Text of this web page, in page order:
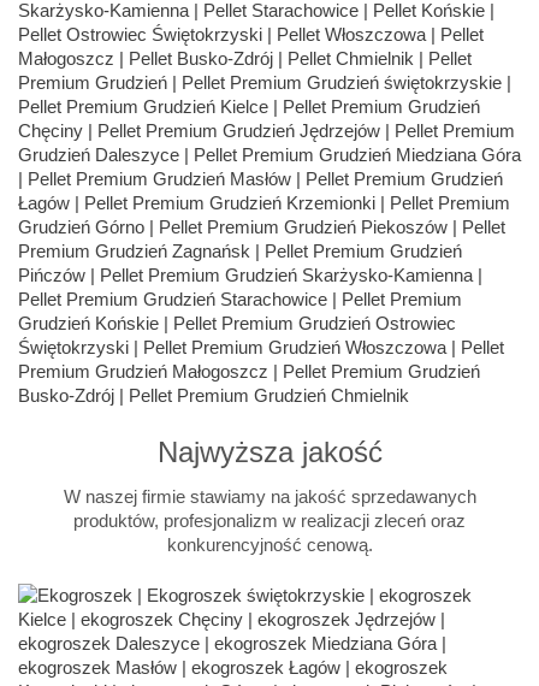
Najwyższa jakość
W naszej firmie stawiamy na jakość sprzedawanych
produktów, profesjonalizm w realizacji zleceń oraz
konkurencyjność cenową.